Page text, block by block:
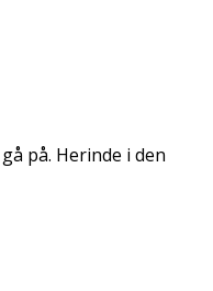
på. Herinde i den